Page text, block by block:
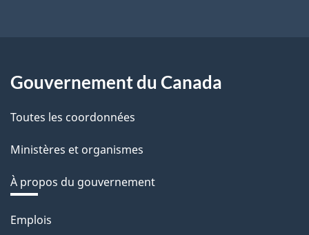
Gouvernement du Canada
Toutes les coordonnées
Ministères et organismes
À propos du gouvernement
Thèmes
Emplois